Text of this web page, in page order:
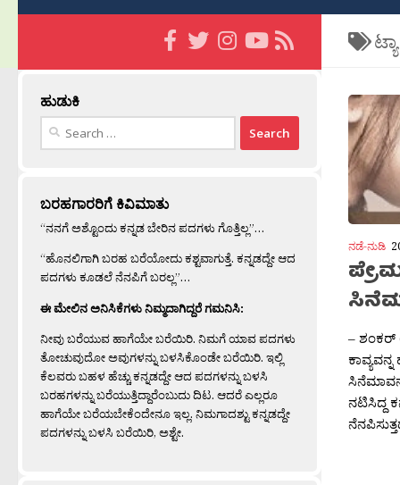
ನಡೆ-ನುಡಿ
– ಶಂಕರ್
ನಟಿಸಿದ್ದ
ಹುಡುಕಿ
Search
ಬರಹಗಾರರಿಗೆ ಕಿವಿಮಾತು
“ನನಗೆ ಅಶ್ಟೊಂದು ಕನ್ನಡ ಬೇರಿನ ಪದಗಳು ಗೊತ್ತಿಲ್ಲ”…
“ಹೊನಲಿಗಾಗಿ ಬರಹ ಬರೆಯೋದು ಕಶ್ಟವಾಗುತ್ತೆ. ಕನ್ನಡದ್ದೇ ಆದ
ಪದಗಳು ಕೂಡಲೆ ನೆನಪಿಗೆ ಬರಲ್ಲ”…
ಈ ಮೇಲಿನ ಅನಿಸಿಕೆಗಳು ನಿಮ್ಮದಾಗಿದ್ದರೆ ಗಮನಿಸಿ:
ನೀವು ಬರೆಯುವ ಹಾಗೆಯೇ ಬರೆಯಿರಿ. ನಿಮಗೆ ಯಾವ ಪದಗಳು
ತೋಚುವುದೋ ಅವುಗಳನ್ನು ಬಳಸಿಕೊಂಡೇ ಬರೆಯಿರಿ. ಇಲ್ಲಿ
ಕೆಲವರು ಬಹಳ ಹೆಚ್ಚು ಕನ್ನಡದ್ದೇ ಆದ ಪದಗಳನ್ನು ಬಳಸಿ
ಬರಹಗಳನ್ನು ಬರೆಯುತ್ತಿದ್ದಾರೆಂಬುದು ದಿಟ. ಆದರೆ ಎಲ್ಲರೂ
ಹಾಗೆಯೇ ಬರೆಯಬೇಕೆಂದೇನೂ ಇಲ್ಲ. ನಿಮಗಾದಶ್ಟು ಕನ್ನಡದ್ದೇ
ಪದಗಳನ್ನು ಬಳಸಿ ಬರೆಯಿರಿ, ಅಶ್ಟೇ.